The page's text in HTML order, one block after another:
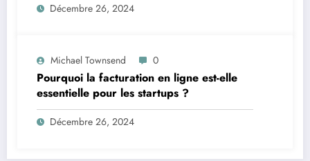
Décembre 26, 2024
Michael Townsend 0
Pourquoi la facturation en ligne est-elle
essentielle pour les startups ?
Décembre 26, 2024